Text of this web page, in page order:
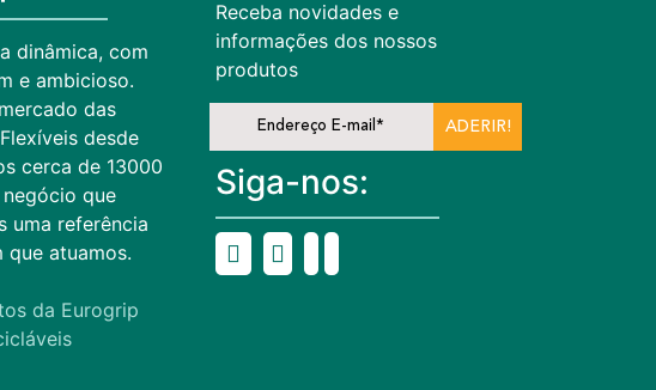
dinâmica, com
e ambicioso.
das
desde
cerca de 13000
que
uma referência
que atuamos.
da Eurogrip
Receba novidades e
informações dos nossos
produtos
ADERIR!
Siga-nos: